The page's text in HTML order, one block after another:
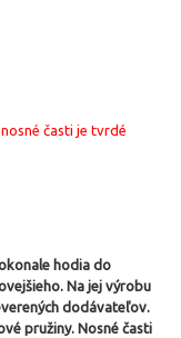
časti je tvrdé
hodia do
Na jej výrobu
dodávateľov.
pružiny. Nosné časti